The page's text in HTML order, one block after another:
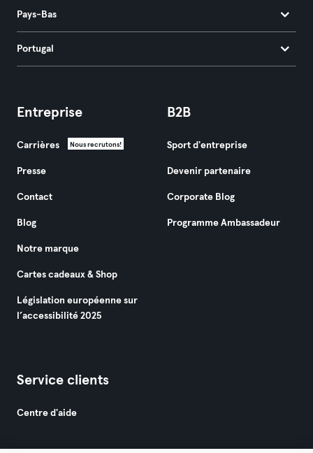
Pays-Bas
Portugal
Entreprise
Carrières Nous recrutons!
Presse
Contact
Blog
Notre marque
Cartes cadeaux & Shop
Législation européenne sur
l’accessibilité 2025
B2B
Sport d'entreprise
Devenir partenaire
Corporate Blog
Programme Ambassadeur
Service clients
Centre d'aide